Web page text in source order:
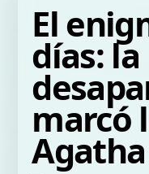
El
días: la
marcó